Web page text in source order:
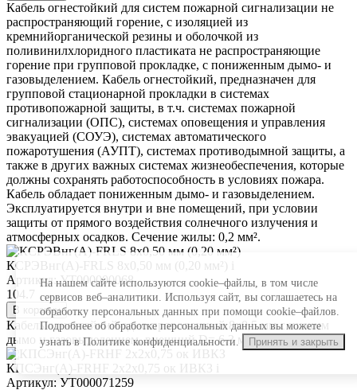
На нашем сайте используются cookie–файлы, в том числе
сервисов веб–аналитики. Используя сайт, вы соглашаетесь на
обработку персональных данных при помощи cookie–файлов.
Подробнее об обработке персональных данных вы можете
узнать в Политике конфиденциальности.
Принять и закрыть
Кабель огнестойкий для систем пожарной сигнализации не
распространяющий горение, с изоляцией из
кремнийорганической резины и оболочкой из
поливинилхлоридного пластиката не распространяющие
горение при групповой прокладке, с пониженным дымо- и
газовыделением. Кабель огнестойкий, предназначен для
групповой стационарной прокладки в системах
противопожарной защиты, в т.ч. системах пожарной
сигнализации (ОПС), системах оповещения и управления
эвакуацией (СОУЭ), системах автоматического
пожаротушения (АУПТ), системах противодымной защиты, а
также в других важных системах жизнеобеспечения, которые
должны сохранять работоспособность в условиях пожара.
Кабель обладает пониженным дымо- и газовыделением.
Эксплуатируется внутри и вне помещений, при условии
защиты от прямого воздействия солнечного излучения и
атмосферных осадков. Сечение жилы: 0,2 мм².
КСРЭВнг(А)-FRLS 8х0,50 мм (0,20 мм²)
Артикул: УТ000000068
104.7
В корзину
Кабель огнестойкий одно проволочный 8х0,5 мм с низким
дымо и газовыделением, внешний D= 6,3 мм (красный)
КПСЭнг(А)-FRHF 2х2х0,75 ок ИВКЗ
Артикул: УТ000071259